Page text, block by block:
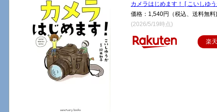
カメラはじめます！ [ こいしゆ
価格：1,540円（税込、送料無料)
(2026/5/19時点)
楽